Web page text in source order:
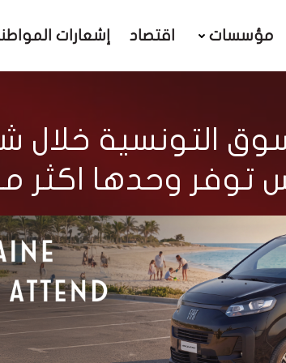
مؤسسات اقتصاد إشعارات
التونسية خلال
اكثر من 70 % من